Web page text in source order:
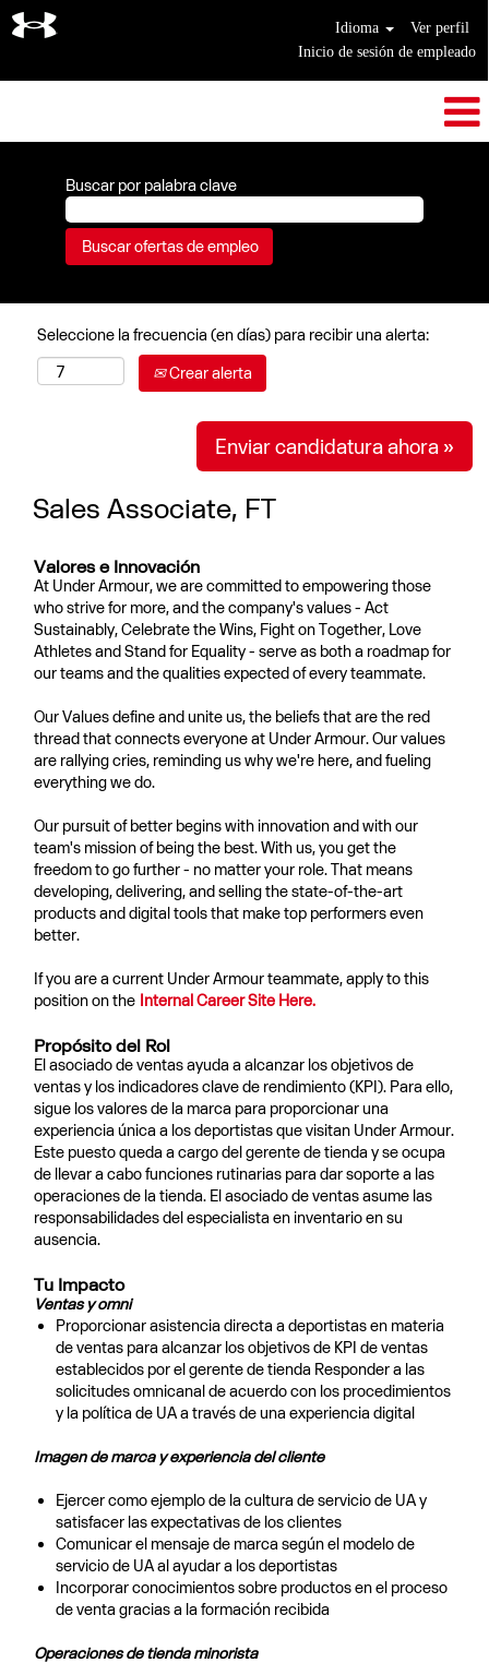
Idioma
Ver perfil
Inicio de sesión de empleado
Buscar por palabra clave
Seleccione la frecuencia (en días) para recibir una alerta:
Crear alerta
Enviar candidatura ahora »
Sales Associate, FT
Valores e Innovación
At Under Armour, we are committed to empowering those
who strive for more, and the company's values - Act
Sustainably, Celebrate the Wins, Fight on Together, Love
Athletes and Stand for Equality - serve as both a roadmap for
our teams and the qualities expected of every teammate.
Our Values define and unite us, the beliefs that are the red
thread that connects everyone at Under Armour. Our values
are rallying cries, reminding us why we're here, and fueling
everything we do.
Our pursuit of better begins with innovation and with our
team's mission of being the best. With us, you get the
freedom to go further - no matter your role. That means
developing, delivering, and selling the state-of-the-art
products and digital tools that make top performers even
better.
If you are a current Under Armour teammate, apply to this
position on the Internal Career Site Here.
Propósito del Rol
El asociado de ventas ayuda a alcanzar los objetivos de
ventas y los indicadores clave de rendimiento (KPI). Para ello,
sigue los valores de la marca para proporcionar una
experiencia única a los deportistas que visitan Under Armour.
Este puesto queda a cargo del gerente de tienda y se ocupa
de llevar a cabo funciones rutinarias para dar soporte a las
operaciones de la tienda. El asociado de ventas asume las
responsabilidades del especialista en inventario en su
ausencia.
Tu Impacto
Ventas y omni
Proporcionar asistencia directa a deportistas en materia
de ventas para alcanzar los objetivos de KPI de ventas
establecidos por el gerente de tienda Responder a las
solicitudes omnicanal de acuerdo con los procedimientos
y la política de UA a través de una experiencia digital
Imagen de marca y experiencia del cliente
Ejercer como ejemplo de la cultura de servicio de UA y
satisfacer las expectativas de los clientes
Comunicar el mensaje de marca según el modelo de
servicio de UA al ayudar a los deportistas
Incorporar conocimientos sobre productos en el proceso
de venta gracias a la formación recibida
Operaciones de tienda minorista